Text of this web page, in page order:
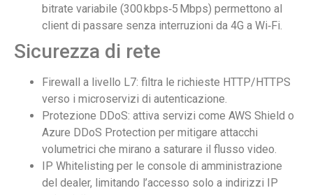
bitrate variabile (300 kbps‑5 Mbps) permettono al
client di passare senza interruzioni da 4G a Wi‑Fi.
Sicurezza di rete
Firewall a livello L7: filtra le richieste HTTP/HTTPS
verso i microservizi di autenticazione.
Protezione DDoS: attiva servizi come AWS Shield o
Azure DDoS Protection per mitigare attacchi
volumetrici che mirano a saturare il flusso video.
IP Whitelisting per le console di amministrazione
del dealer, limitando l’accesso solo a indirizzi IP